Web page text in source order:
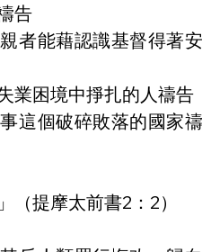
告
者能藉認識基督得著安
業困境中掙扎的人禱告
這個破碎敗落的國家禱
（提摩太前書2：2）